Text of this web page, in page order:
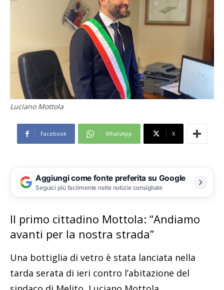
Luciano Mottola
Facebook WhatsApp X
Aggiungi come fonte preferita su Google
Seguici più facilmente nelle notizie consigliate
Il primo cittadino Mottola: “Andiamo
avanti per la nostra strada”
Una bottiglia di vetro è stata lanciata nella
tarda serata di ieri contro l’abitazione del